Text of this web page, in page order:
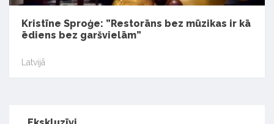
Kristīne Sproģe: ”Restorāns bez mūzikas ir kā
ēdiens bez garšvielām”
Latvijā